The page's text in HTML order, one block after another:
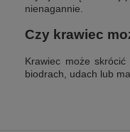
nienagannie.
Czy krawiec
Krawiec może
biodrach, udach lub